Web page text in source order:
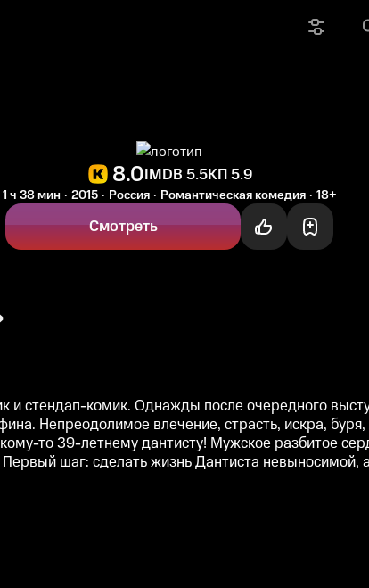
8.0IMDB 5.5КП 5.9
1 ч 38 мин 2015 Россия Романтическая комедия 18+
Смотреть
и стендап-комик. Однажды после очередного
Непреодолимое влечение, страсть, искра,
то 39-летнему дантисту! Мужское разбитое
шаг: сделать жизнь Дантиста невыносимой,